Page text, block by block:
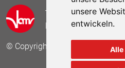
unsere
entwickeln.
Alle
Telefon:(030) 69 59
E-Mail:
kontakt (at)
© Copyright 2024 VAMV